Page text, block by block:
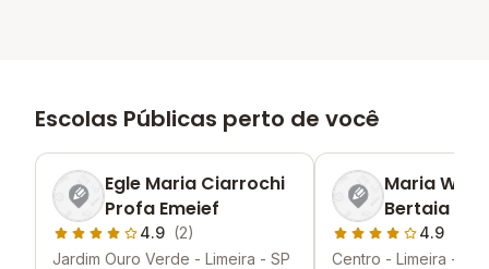
Escolas Públicas perto de você
Egle Maria Ciarrochi
Profa Emeief
4.9 (2)
Jardim Ouro Verde - Limeira - SP
Maria
Bertaia
4.9
Centro - Limeira - SP